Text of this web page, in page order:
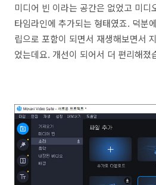
미디어 빈 이라는 공간은 없었고 미디
타임라인에 추가되는 형태였죠. 덕분
립으로 포함이 되면서 재생해보면서
었는데요. 개선이 되어서 더 편리해졌